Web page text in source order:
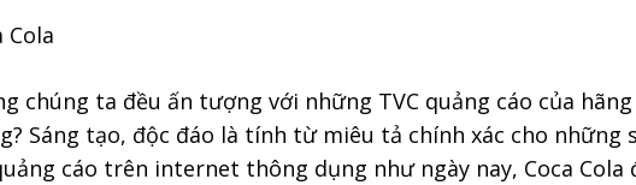
Cola
chúng ta đều ấn tượng với những TVC quảng cáo của
Sáng tạo, độc đáo là tính từ miêu tả chính xác cho những
cáo trên internet thông dụng như ngày nay, Coca